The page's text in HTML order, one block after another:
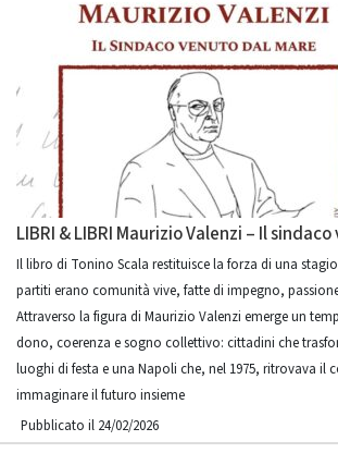
LIBRI & LIBRI Maurizio Valenzi – Il
Il libro di Tonino Scala restituisce la forza di una
partiti erano comunità vive, fatte di impegno,
Attraverso la figura di Maurizio Valenzi emerge un
dono, coerenza e sogno collettivo: cittadini che
luoghi di festa e una Napoli che, nel 1975, ritrovava il
immaginare il futuro insieme
Pubblicato il 24/02/2026